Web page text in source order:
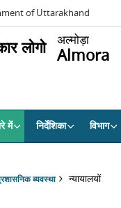
of Uttarakhand
अल्मोड़ा
Almora
में निर्देशिका विभाग
ब्यवस्था न्यायालयों